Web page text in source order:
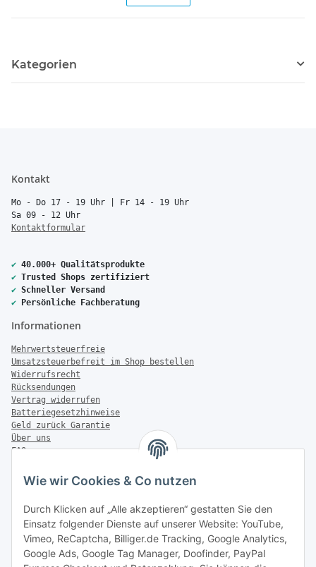
Wie wir Cookies & Co nutzen
Durch Klicken auf „Alle akzeptieren“ gestatten Sie den
Einsatz folgender Dienste auf unserer Website: YouTube,
Vimeo, ReCaptcha, Billiger.de Tracking, Google Analytics,
Google Ads, Google Tag Manager, Doofinder, PayPal
Kategorien
Kontakt
Mo - Do 17 - 19 Uhr | Fr 14 - 19 Uhr
Sa 09 - 12 Uhr
Kontaktformular
✔ 40.000+ Qualitätsprodukte
✔ Trusted Shops zertifiziert
✔ Schneller Versand
✔ Persönliche Fachberatung
Informationen
Mehrwertsteuerfreie
Umsatzsteuerbefreit im Shop bestellen
Widerrufsrecht
Rücksendungen
Vertrag widerrufen
Batteriegesetzhinweise
Geld zurück Garantie
Über uns
FAQ
Zahlung & Versand
Versandinformationen